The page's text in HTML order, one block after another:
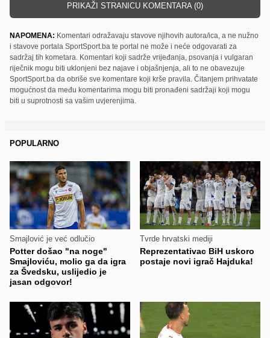
PRIKAŽI STRANICU KOMENTARA (0)
NAPOMENA: Komentari odražavaju stavove njihovih autora/ica, a ne nužno
i stavove portala SportSport.ba te portal ne može i neće odgovarati za
sadržaj tih kometara. Komentari koji sadrže vrijeđanja, psovanja i vulgaran
riječnik mogu biti uklonjeni bez najave i objašnjenja, ali to ne obavezuje
SportSport.ba da obriše sve komentare koji krše pravila. Čitanjem prihvatate
mogućnost da među komentarima mogu biti pronađeni sadržaji koji mogu
biti u suprotnosti sa vašim uvjerenjima.
POPULARNO
Smajlović je već odlučio
Potter došao "na noge"
Smajloviću, molio ga da igra
za Švedsku, uslijedio je
jasan odgovor!
Tvrde hrvatski mediji
Reprezentativac BiH uskoro
postaje novi igrač Hajduka!